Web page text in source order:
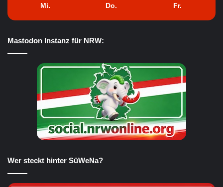
Mi. Do. Fr.
Mastodon Instanz für NRW:
Wer steckt hinter SüWeNa?